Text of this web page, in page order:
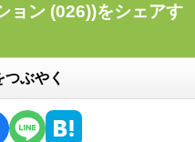
ョン (026))をシェアす
ぶやく